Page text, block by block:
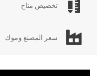
تخصيص متاح
سعر المصنع وموك